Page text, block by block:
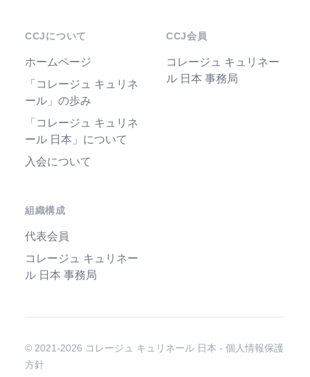
CCJについて
ホームページ
「コレージュ キュリネ
ール」の歩み
「コレージュ キュリネ
ール 日本」について
入会について
組織構成
代表会員
コレージュ キュリネー
ル 日本 事務局
CCJ会員
コレージュ キュリネー
ル 日本 事務局
© 2021-2026 コレージュ キュリネール 日本 - 個人情報保護
方針